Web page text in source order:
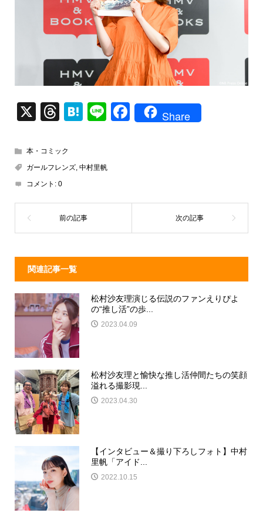
X
T
e
a
d
s
H
n
Li
F
o
Share
本・コミック
ガールフレンズ, 中村里帆
コメント: 0
関連記事一覧
松村沙友理演じる伝説のファンえりぴよ
の“推し活”の歩...
2023.04.09
松村沙友理と愉快な推し活仲間たちの笑顔
溢れる撮影現...
2023.04.30
【インタビュー＆撮り下ろしフォト】中村
里帆「アイド...
2022.10.15